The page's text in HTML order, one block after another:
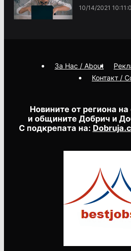
10/14/2021
Новините от региона
и общините Добрич и
С подкрепата на:
За Нас / About
Контакт /